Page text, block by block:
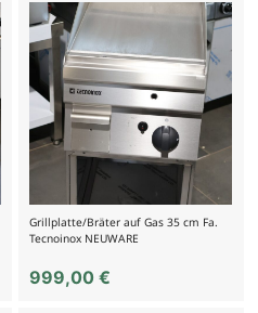
Grillplatte/Bräter auf Gas 35 cm Fa.
Tecnoinox NEUWARE
999,00€